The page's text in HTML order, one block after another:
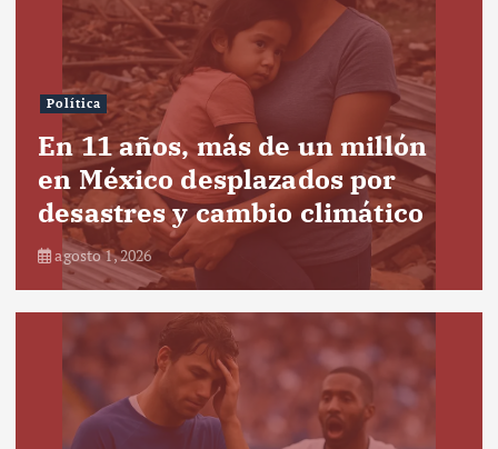
Política
En 11 años, más de un millón
en México desplazados por
desastres y cambio climático
agosto 1, 2026